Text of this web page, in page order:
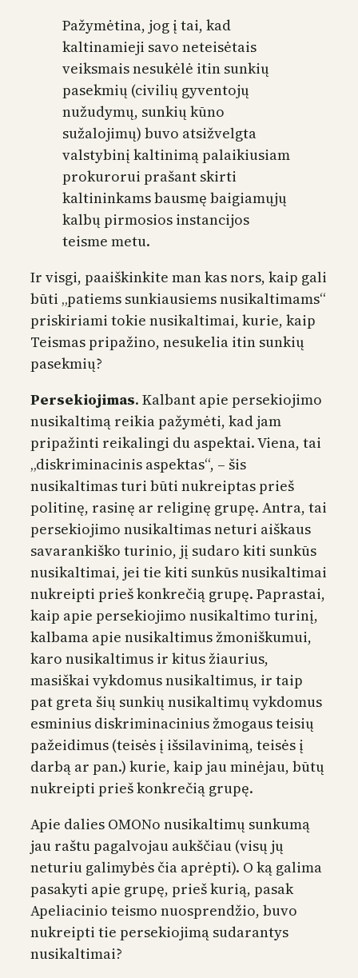
Pažymėtina, jog į tai, kad
kaltinamieji savo neteisėtais
veiksmais nesukėlė itin sunkių
pasekmių (civilių gyventojų
nužudymų, sunkių kūno
sužalojimų) buvo atsižvelgta
valstybinį kaltinimą palaikiusiam
prokurorui prašant skirti
kaltininkams bausmę baigiamųjų
kalbų pirmosios instancijos
teisme metu.
Ir visgi, paaiškinkite man kas nors, kaip gali
būti „patiems sunkiausiems nusikaltimams“
priskiriami tokie nusikaltimai, kurie, kaip
Teismas pripažino, nesukelia itin sunkių
pasekmių?
Persekiojimas. Kalbant apie persekiojimo
nusikaltimą reikia pažymėti, kad jam
pripažinti reikalingi du aspektai. Viena, tai
„diskriminacinis aspektas“, – šis
nusikaltimas turi būti nukreiptas prieš
politinę, rasinę ar religinę grupę. Antra, tai
persekiojimo nusikaltimas neturi aiškaus
savarankiško turinio, jį sudaro kiti sunkūs
nusikaltimai, jei tie kiti sunkūs nusikaltimai
nukreipti prieš konkrečią grupę. Paprastai,
kaip apie persekiojimo nusikaltimo turinį,
kalbama apie nusikaltimus žmoniškumui,
karo nusikaltimus ir kitus žiaurius,
masiškai vykdomus nusikaltimus, ir taip
pat greta šių sunkių nusikaltimų vykdomus
esminius diskriminacinius žmogaus teisių
pažeidimus (teisės į išsilavinimą, teisės į
darbą ar pan.) kurie, kaip jau minėjau, būtų
nukreipti prieš konkrečią grupę.
Apie dalies OMONo nusikaltimų sunkumą
jau raštu pagalvojau aukščiau (visų jų
neturiu galimybės čia aprėpti). O ką galima
pasakyti apie grupę, prieš kurią, pasak
Apeliacinio teismo nuosprendžio, buvo
nukreipti tie persekiojimą sudarantys
nusikaltimai?